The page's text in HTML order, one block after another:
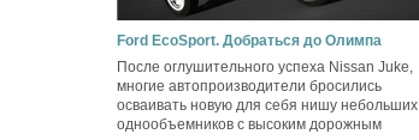
Ford EcoSport. Добраться до Олимпа
После оглушительного успеха Nissan Juke,
многие автопроизводители бросились
осваивать новую для себя нишу небольших
однообъемников с высоким дорожным